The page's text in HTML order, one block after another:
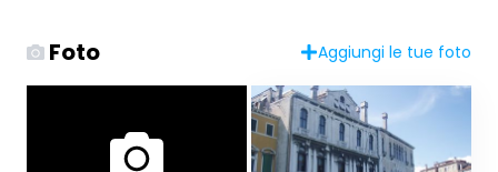
Foto Aggiungi le tue foto